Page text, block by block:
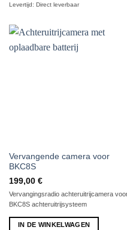
Levertijd: Direct leverbaar
Vervangende camera voor
BKC8S
199,00 €
Vervangingsradio achteruitrijcamera
BKC8S achteruitrijsysteem
IN DE WINKELWAGEN